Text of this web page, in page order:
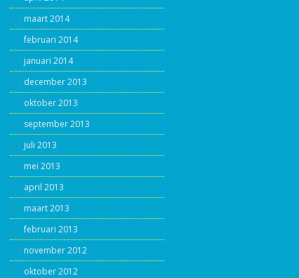
maart 2014
februari 2014
januari 2014
december 2013
oktober 2013
september 2013
juli 2013
mei 2013
april 2013
maart 2013
februari 2013
november 2012
oktober 2012